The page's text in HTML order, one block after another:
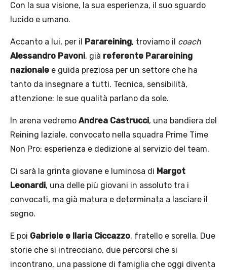
Con la sua visione, la sua esperienza, il suo sguardo
lucido e umano.
Accanto a lui, per il Parareining, troviamo il coach
Alessandro Pavoni, già referente Parareining
nazionale e guida preziosa per un settore che ha
tanto da insegnare a tutti. Tecnica, sensibilità,
attenzione: le sue qualità parlano da sole.
In arena vedremo Andrea Castrucci, una bandiera del
Reining laziale, convocato nella squadra Prime Time
Non Pro: esperienza e dedizione al servizio del team.
Ci sarà la grinta giovane e luminosa di Margot
Leonardi, una delle più giovani in assoluto tra i
convocati, ma già matura e determinata a lasciare il
segno.
E poi Gabriele e Ilaria Ciccazzo, fratello e sorella. Due
storie che si intrecciano, due percorsi che si
incontrano, una passione di famiglia che oggi diventa